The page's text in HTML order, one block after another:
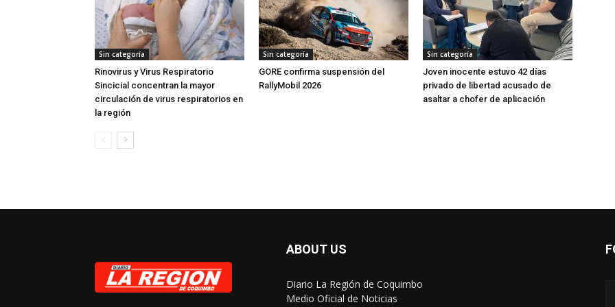
Sin categoría
Rinovirus y Virus Respiratorio
Sincicial concentran la mayor
circulación de virus respiratorios en
la región
Sin categoría
GORE confirma suspensión del
RallyMobil 2026
Sin categoría
Joven inocente estuvo 42 días
privado de libertad acusado de
asaltar a chofer de aplicación
ABOUT US
Diario La Región de Coquimbo
Medio Oficial de Noticias